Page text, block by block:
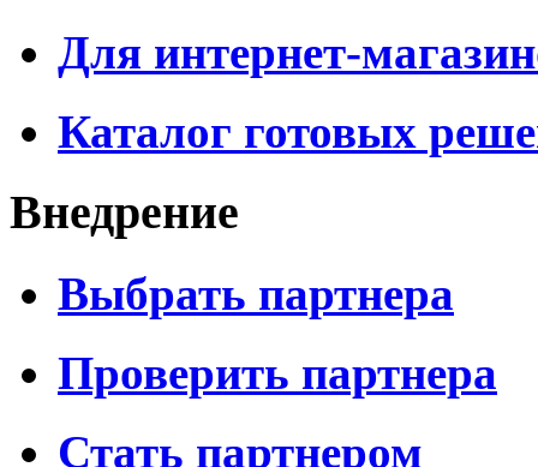
Для интернет-
Каталог готовых
Внедрение
Выбрать партнера
Проверить партнера
Стать партнером